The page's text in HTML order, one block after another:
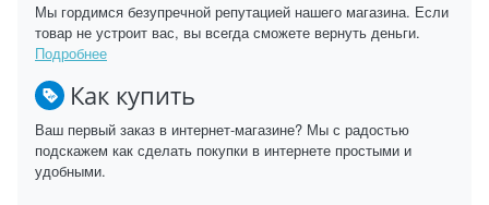
Мы гордимся безупречной репутацией нашего магазина. Если
товар не устроит вас, вы всегда сможете вернуть деньги.
Подробнее
Как купить
Ваш первый заказ в интернет-магазине? Мы с радостью
подскажем как сделать покупки в интернете простыми и
удобными.